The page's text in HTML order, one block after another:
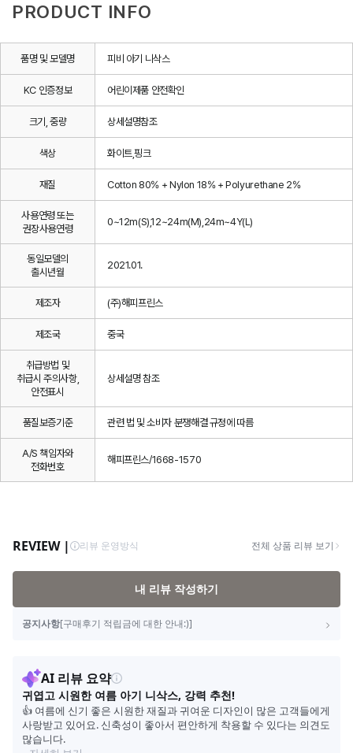
PRODUCT INFO
품명 및 모델명 피비 아기 니삭스
KC 인증정보 어린이제품 안전확인
크기, 중량 상세설명참조
색상 화이트,핑크
재질 Cotton 80% + Nylon 18% + Polyurethane 2%
사용연령 또는
권장사용연령
0~12m(S),12~24m(M),24m~4Y(L)
동일모델의
출시년월
2021.01.
제조자 (주)해피프린스
제조국 중국
취급방법 및
취급시 주의사항,
안전표시
상세설명 참조
품질보증기준 관련 법 및 소비자 분쟁해결 규정에 따름
A/S 책임자와
전화번호
해피프린스/1668-1570